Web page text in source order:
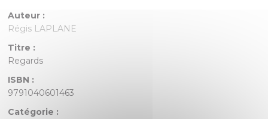
Auteur :
Régis LAPLANE
Titre :
Regards
ISBN :
9791040601463
Catégorie :